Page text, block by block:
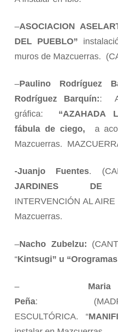
–ASOCIACION
DEL PUEBLO”
muros de Mazcuerras.
–Paulino Rodríguez
Rodríguez Barquín::
gráfica: “AZAHADA
fábula de ciego,
a
Mazcuerras.
-Juanjo Fuentes.
JARDINES DE
INTERVENCIÓN AL
Mazcuerras.
–Nacho Zubelzu:
“Kintsugi” u
– Maria
Peña:
ESCULTÓRICA. “